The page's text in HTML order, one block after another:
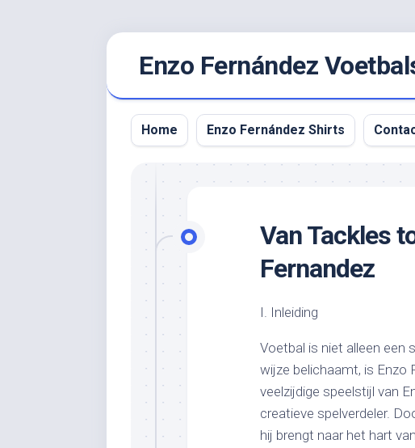
Enzo Fernández
Home Enzo Fernández Shirts
Van Tackles
Fernandez
I. Inleiding
Voetbal is niet alleen een
wijze belichaamt, is Enzo
veelzijdige speelstijl van
creatieve spelverdeler.
hij brengt naar het hart